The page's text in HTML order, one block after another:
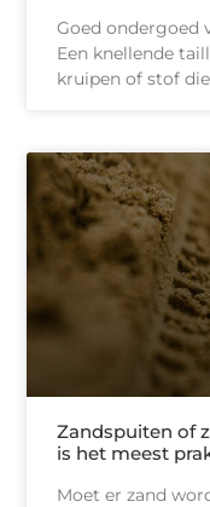
Goed ondergoed
Een knellende
kruipen of stof
Zandspuiten of
is het meest
Moet er zand